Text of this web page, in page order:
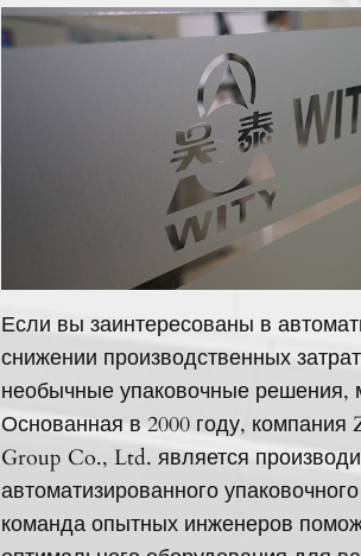
Если вы заинтересованы в
снижении производственных
необычные упаковочные решения,
Основанная в 2000 году,
Group Co., Ltd. является
автоматизированного
команда опытных инженеров